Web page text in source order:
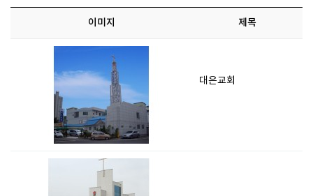
이미지 제목
대은교회